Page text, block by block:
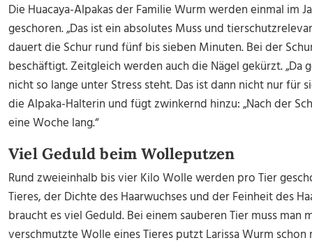
Die Huacaya-Alpakas der Familie Wurm werden einmal im
geschoren. „Das ist ein absolutes Muss und
dauert die Schur rund fünf bis sieben Minuten. Bei der
beschäftigt. Zeitgleich werden auch die Nägel gekürzt. „Da
nicht so lange unter Stress steht. Das ist dann nicht nur für
die Alpaka-Halterin und fügt zwinkernd hinzu: „Nach der
eine Woche lang.“
Viel Geduld beim Wolleputzen
Rund zweieinhalb bis vier Kilo Wolle werden pro Tier
Tieres, der Dichte des Haarwuchses und der Feinheit des
braucht es viel Geduld. Bei einem sauberen Tier muss man
verschmutzte Wolle eines Tieres putzt Larissa Wurm schon